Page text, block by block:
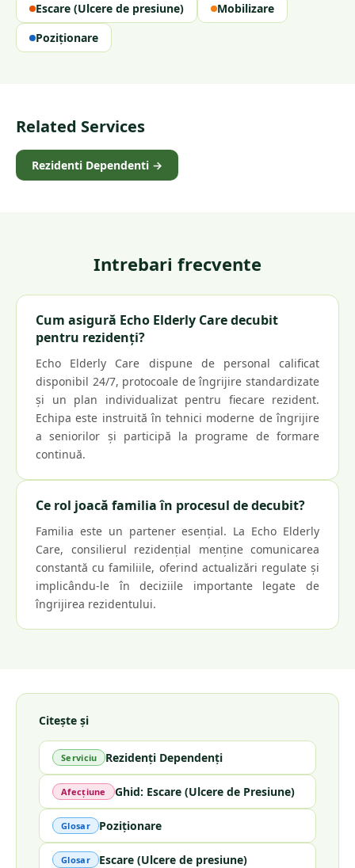
Escare (Ulcere de presiune)
Mobilizare
Poziționare
Related Services
Rezidenti Dependenti →
Intrebari frecvente
Cum asigură Echo Elderly Care decubit
pentru rezidenți?
Echo Elderly Care dispune de personal calificat
disponibil 24/7, protocoale de îngrijire standardizate
și un plan individualizat pentru fiecare rezident.
Echipa este instruită în tehnici moderne de îngrijire
a seniorilor și participă la programe de formare
continuă.
Ce rol joacă familia în procesul de decubit?
Familia este un partener esențial. La Echo Elderly
Care, consilierul rezidențial menține comunicarea
constantă cu familiile, oferind actualizări regulate și
implicându-le în deciziile importante legate de
îngrijirea rezidentului.
Citește și
Serviciu Rezidenți Dependenți
Afecțiune Ghid: Escare (Ulcere de Presiune)
Glosar Poziționare
Glosar Escare (Ulcere de presiune)